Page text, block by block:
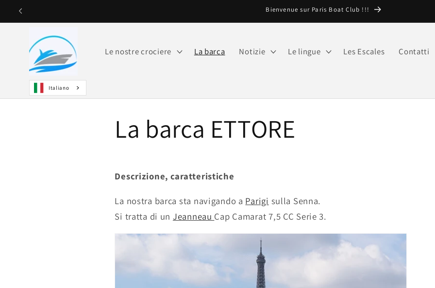
passare al
contenuto
Bienvenue sur Paris Boat Club !!!
Le nostre crociere La barca Notizie Le lingue Les Escales Contatti
Italiano
La barca ETTORE
Descrizione, caratteristiche
La nostra barca sta navigando a Parigi sulla Senna.
Si tratta di un Jeanneau Cap Camarat 7,5 CC Serie 3.